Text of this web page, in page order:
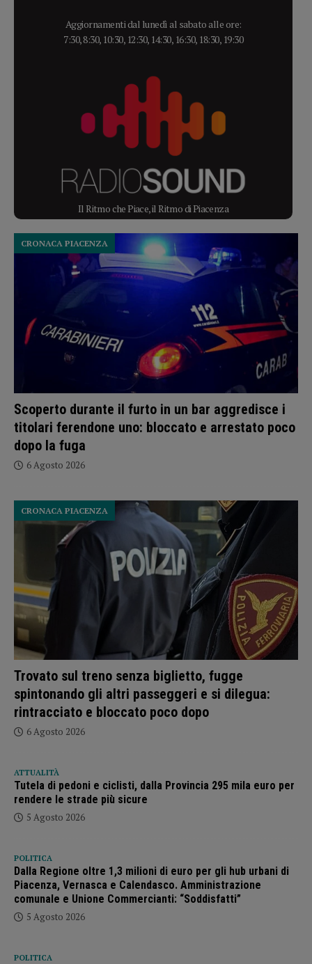
Aggiornamenti dal lunedì al sabato alle ore:
7:30, 8:30, 10:30, 12:30, 14:30, 16:30, 18:30, 19:30
Il Ritmo che Piace, il Ritmo di Piacenza
Scoperto durante il furto in un bar aggredisce i
titolari ferendone uno: bloccato e arrestato poco
dopo la fuga
CRONACA PIACENZA
6 Agosto 2026
Trovato sul treno senza biglietto, fugge
spintonando gli altri passeggeri e si dilegua:
rintracciato e bloccato poco dopo
CRONACA PIACENZA
6 Agosto 2026
ATTUALITÀ
Tutela di pedoni e ciclisti, dalla Provincia 295 mila euro per
rendere le strade più sicure
5 Agosto 2026
POLITICA
Dalla Regione oltre 1,3 milioni di euro per gli hub urbani di
Piacenza, Vernasca e Calendasco. Amministrazione
comunale e Unione Commercianti: “Soddisfatti”
5 Agosto 2026
POLITICA